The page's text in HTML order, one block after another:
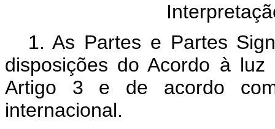
1. As Partes e Partes
disposições do Acordo à
Artigo 3 e de acordo
internacional.